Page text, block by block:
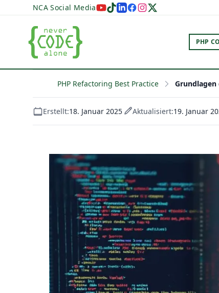
NCA Social Media
PHP
PHP Refactoring Best Practice Grundlagen
Erstellt:18. Januar 2025 Aktualisiert:19. Januar